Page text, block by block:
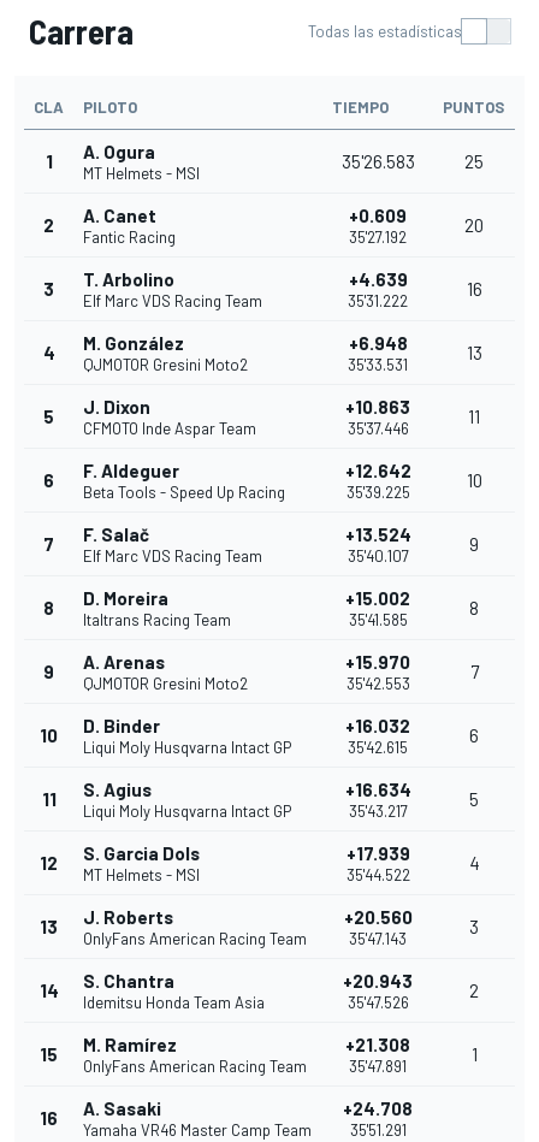
Carrera Todas las estadísticas
CLA PILOTO TIEMPO PUNTOS
1 A. Ogura
MT Helmets - MSI
35'26.583 25
2 A. Canet
Fantic Racing
+0.609
35'27.192
20
3 T. Arbolino
Elf Marc VDS Racing Team
+4.639
35'31.222
16
4 M. González
QJMOTOR Gresini Moto2
+6.948
35'33.531
13
5 J. Dixon
CFMOTO Inde Aspar Team
+10.863
35'37.446
11
6 F. Aldeguer
Beta Tools - Speed Up Racing
+12.642
35'39.225
10
7 F. Salač
Elf Marc VDS Racing Team
+13.524
35'40.107
9
8 D. Moreira
Italtrans Racing Team
+15.002
35'41.585
8
9 A. Arenas
QJMOTOR Gresini Moto2
+15.970
35'42.553
7
10 D. Binder
Liqui Moly Husqvarna Intact GP
+16.032
35'42.615
6
11 S. Agius
Liqui Moly Husqvarna Intact GP
+16.634
35'43.217
5
12 S. Garcia Dols
MT Helmets - MSI
+17.939
35'44.522
4
13 J. Roberts
OnlyFans American Racing Team
+20.560
35'47.143
3
14 S. Chantra
Idemitsu Honda Team Asia
+20.943
35'47.526
2
15 M. Ramírez
OnlyFans American Racing Team
+21.308
35'47.891
1
16 A. Sasaki
Yamaha VR46 Master Camp Team
+24.708
35'51.291